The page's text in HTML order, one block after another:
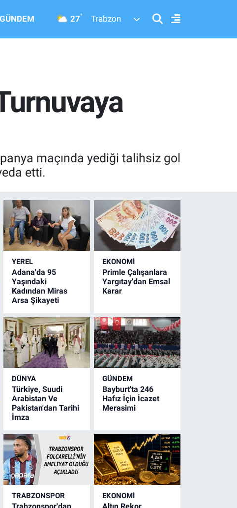
GÜNDEM 27° Trabzon
maçında yediği talihsiz gol
etti.
YEREL
Adana'da 95
Yaşındaki
Kadından Miras
Arsa Şikayeti
EKONOMİ
Primle Çalışanlara
Yargıtay'dan Emsal
Karar
DÜNYA
Türkiye, Suudi
Arabistan Ve
Pakistan'dan Tarihi
İmza
GÜNDEM
Bayburt'ta 246
Hafız İçin İcazet
Merasimi
TRABZONSPOR
Trabzonspor'dan
EKONOMİ
Altın Rekor